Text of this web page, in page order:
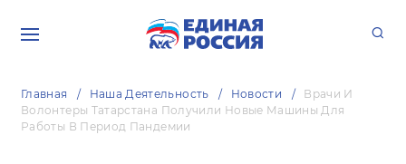
Главная Наша Деятельность Новости
Врачи И
Волонтеры Татарстана Получили Новые Машины Для
Работы В Период Пандемии